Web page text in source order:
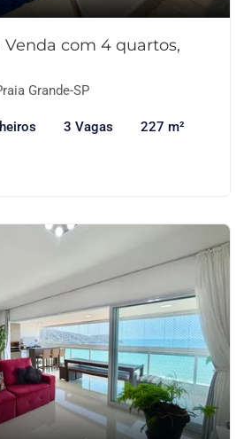
com 4 quartos,
Grande-SP
3 Vagas 227 m²